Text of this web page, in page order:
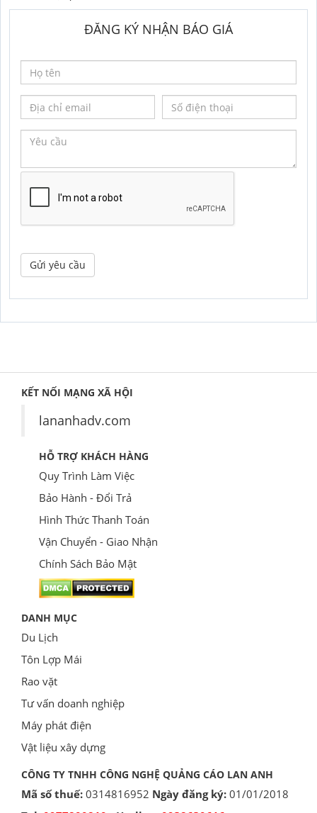
ĐĂNG KÝ NHẬN BÁO GIÁ
Gửi yêu cầu
KẾT NỐI MẠNG XÃ HỘI
lananhadv.com
HỖ TRỢ KHÁCH HÀNG
Quy Trình Làm Việc
Bảo Hành - Đổi Trả
Hình Thức Thanh Toán
Vận Chuyển - Giao Nhận
Chính Sách Bảo Mật
DANH MỤC
Du Lịch
Tôn Lợp Mái
Rao vặt
Tư vấn doanh nghiệp
Máy phát điện
Vật liệu xây dựng
CÔNG TY TNHH CÔNG NGHỆ QUẢNG CÁO LAN ANH
Mã số thuế: 0314816952 Ngày đăng ký: 01/01/2018